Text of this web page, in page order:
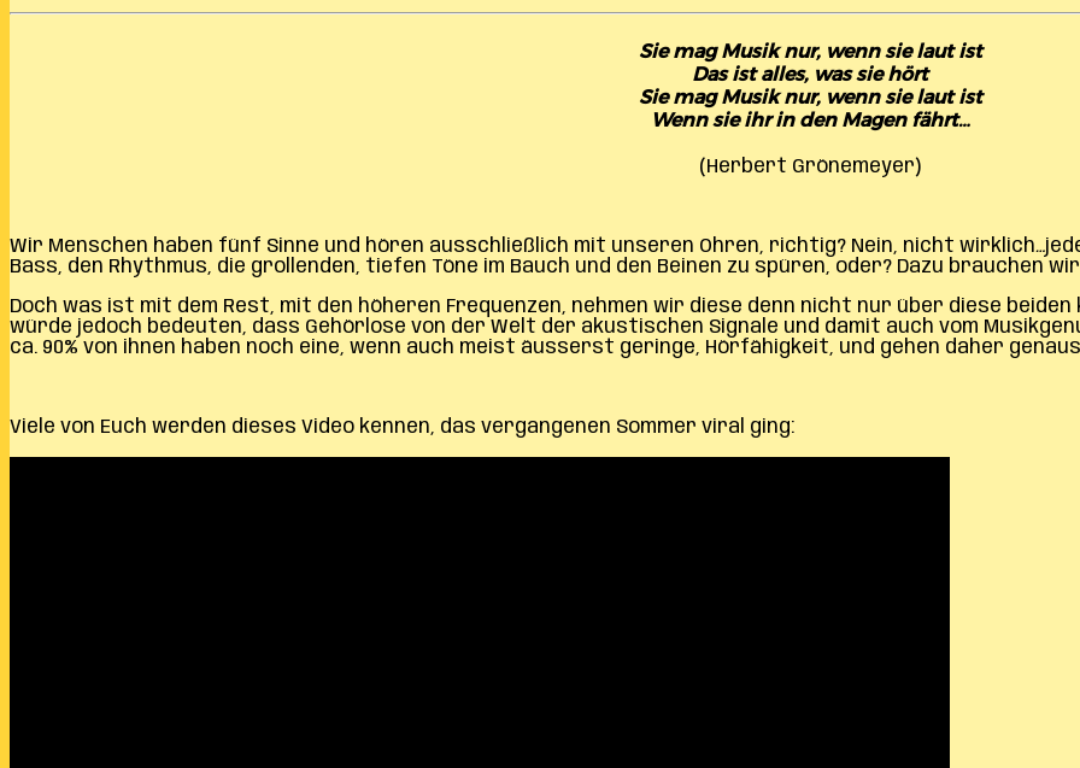
Sie mag Musik nur, wenn sie laut ist
Das ist alles, was sie hört
Sie mag Musik nur, wenn sie laut ist
Wenn sie ihr in den Magen fährt…
(Herbert Grönemeyer)
Wir Menschen haben fünf Sinne und hören ausschließlich mit unseren Ohren, richtig? Nein, nicht wirklich…
Bass, den Rhythmus, die grollenden, tiefen Töne im Bauch und den Beinen zu spüren, oder? Dazu brauchen
Doch was ist mit dem Rest, mit den höheren Frequenzen, nehmen wir diese denn nicht nur über diese
würde jedoch bedeuten, dass Gehörlose von der Welt der akustischen Signale und damit auch vom
ca. 90% von ihnen haben noch eine, wenn auch meist äusserst geringe, Hörfähigkeit, und gehen daher
Viele von Euch werden dieses Video kennen, das vergangenen Sommer viral ging: